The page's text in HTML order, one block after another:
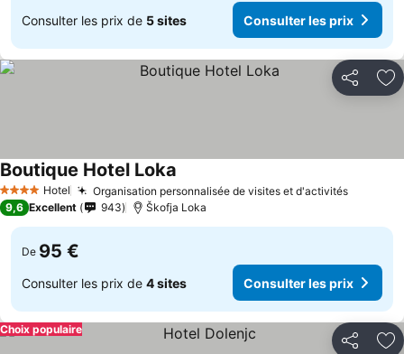
Consulter les prix de 5 sites Consulter les prix
Partager
4 Étoiles Hotel Organisation personnalisée de visites et d'activités
Boutique Hotel Loka
9,6 Excellent 943 Škofja Loka
De 95 €
Consulter les prix de 4 sites Consulter les prix
Partager
Choix populaire